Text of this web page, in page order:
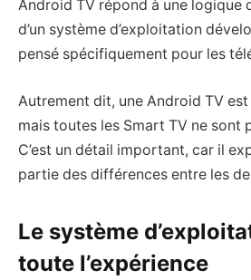
Android TV répond à une logique
d’un système d’exploitation
pensé spécifiquement pour les
Autrement dit, une Android TV est
mais toutes les Smart TV ne sont
C’est un détail important, car il
partie des différences entre les
Le système
toute l’expérience